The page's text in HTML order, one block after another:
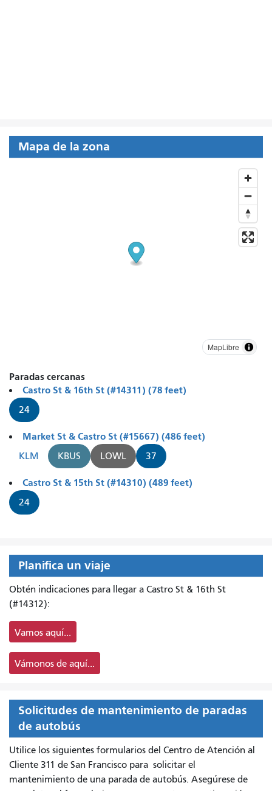
Mapa de la zona
MapLibre
Paradas cercanas
Castro St & 16th St (#14311) (78 feet)
24
Market St & Castro St (#15667) (486 feet)
KLM KBUS LOWL 37
Castro St & 15th St (#14310) (489 feet)
24
Planifica un viaje
Obtén indicaciones para llegar a Castro St & 16th St
(#14312):
Vamos aquí...
Vámonos de aquí...
Solicitudes de mantenimiento de paradas
de autobús
Utilice los siguientes formularios del Centro de Atención al
Cliente 311 de San Francisco para solicitar el
mantenimiento de una parada de autobús. Asegúrese de